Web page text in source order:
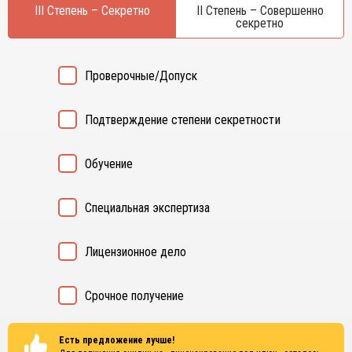
Курган
Липецк
М
Магнитогорск
Мурманск
Набережные Челны
Нижний Тагил
Новосибирск
Х
Хабаровск
Череповец
III Степень – Секретно
II Степень – Совершенно
секретно
Проверочные/Допуск
Подтверждение степени секретности
Обучение
Специальная экспертиза
Лицензионное дело
Срочное получение
Есть предложение лучше!